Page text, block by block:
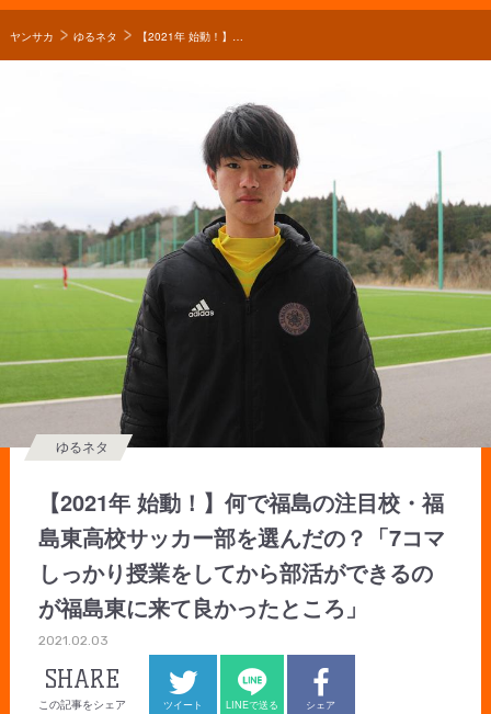
ヤンサカ ゆるネタ 【2021年 始動！】何で福島の注目校・福島東高校サッカー部を選んだの？「7コマしっかり授業をしてから部活ができるのが福島東に来て良かったところ」
【2021年 始動！】何で福島の注目校・福
島東高校サッカー部を選んだの？「7コマ
しっかり授業をしてから部活ができるの
が福島東に来て良かったところ」
ゆるネタ
2021.02.03
SHARE
この記事をシェア ツイート LINEで送る シェア